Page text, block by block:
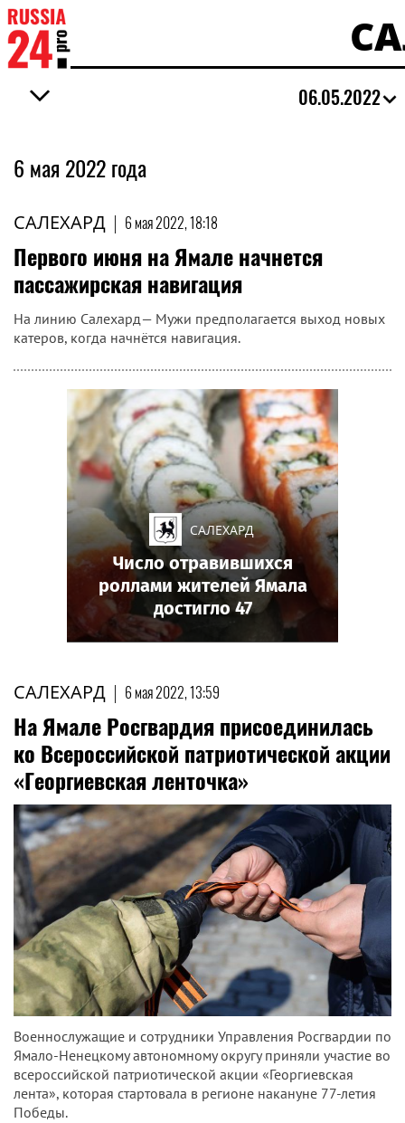
06.05.2022
6 мая 2022 года
САЛЕХАРД | 6 мая 2022, 18:18
Первого июня на Ямале начнется
пассажирская навигация
На линию Салехард— Мужи предполагается выход новых
катеров, когда начнётся навигация.
САЛЕХАРД | 6 мая 2022, 13:59
На Ямале Росгвардия присоединилась
ко Всероссийской патриотической акции
«Георгиевская ленточка»
Военнослужащие и сотрудники Управления Росгвардии по
Ямало-Ненецкому автономному округу приняли участие во
всероссийской патриотической акции «Георгиевская
лента», которая стартовала в регионе накануне 77-летия
Победы.
САЛЕХАРД
Число отравившихся
роллами жителей Ямала
достигло 47